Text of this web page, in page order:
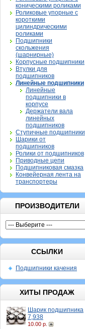
коническими роликами
Роликовые упорные с
короткими
цилиндрическими
роликами
Подшипники
скольжения
(шарнирные)
Корпусные подшипники
Втулки для
подшипников
Линейные подшипники
Линейные
подшипники в
корпусе
Держатели вала
линейных
подшипников
Ступичные подшипники
Шарики от
подшипников
Ролики от подшипников
Приводные цепи
Подшипниковая смазка
Конвейерная лента на
транспортеры
ПРОИЗВОДИТЕЛИ
ССЫЛКИ
Подшипники качения
ХИТЫ ПРОДАЖ
Шарик подшипника
7,938
10.00 р.